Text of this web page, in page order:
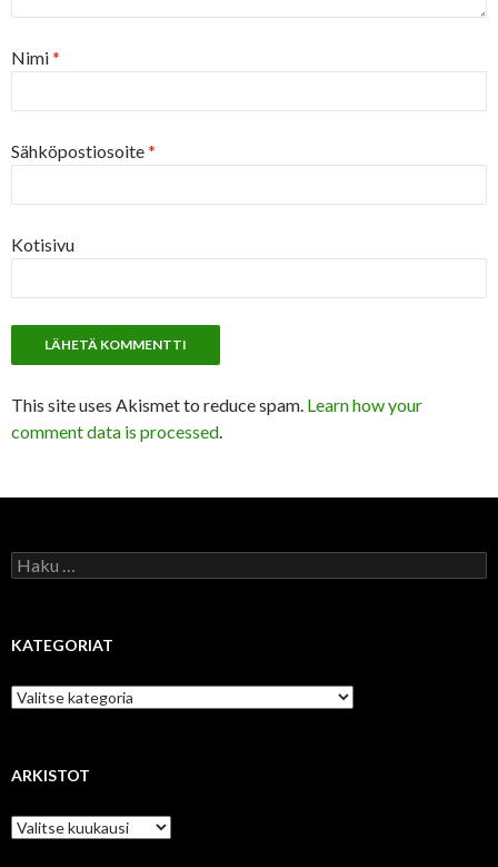
Nimi*
Sähköpostiosoite*
Kotisivu
This site uses Akismet to reduce spam. Learn how your
comment data is processed.
Haku:
KATEGORIAT
Kategoriat
ARKISTOT
Arkistot